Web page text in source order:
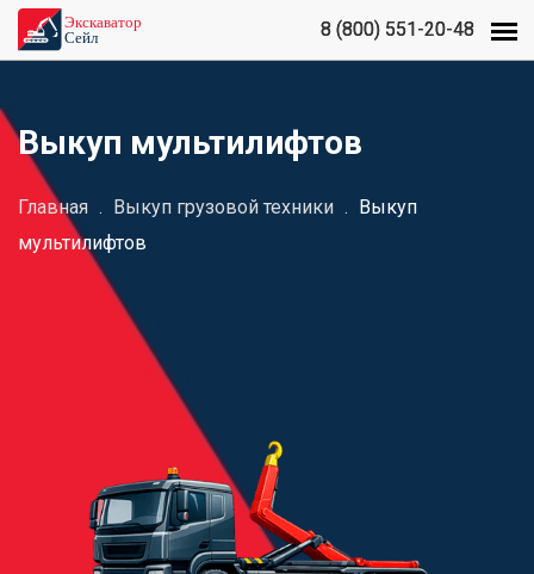
8 (800) 551-20-48
8 (800) 551-20-48
Выкуп мультилифтов
Главная . Выкуп грузовой техники . Выкуп
мультилифтов